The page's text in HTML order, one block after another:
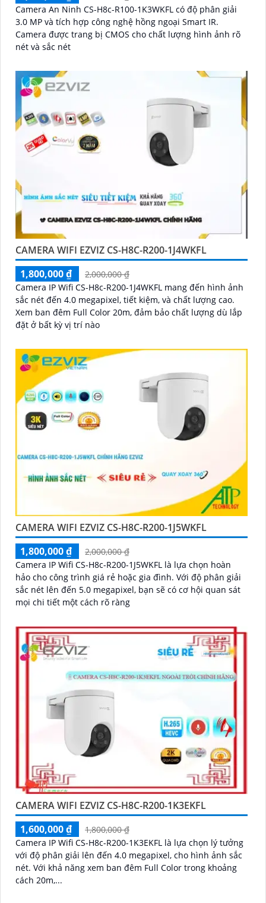
Camera An Ninh CS-H8c-R100-1K3WKFL có độ phân giải
3.0 MP và tích hợp công nghệ hồng ngoại Smart IR.
Camera được trang bị CMOS cho chất lượng hình ảnh rõ
nét và sắc nét
CAMERA WIFI EZVIZ CS-H8C-R200-1J4WKFL
1,800,000 ₫
2,000,000 ₫
Camera IP Wifi CS-H8c-R200-1J4WKFL mang đến hình ảnh
sắc nét đến 4.0 megapixel, tiết kiệm, và chất lượng cao.
Xem ban đêm Full Color 20m, đảm bảo chất lượng dù lắp
đặt ở bất kỳ vị trí nào
CAMERA WIFI EZVIZ CS-H8C-R200-1J5WKFL
1,800,000 ₫
2,000,000 ₫
Camera IP Wifi CS-H8c-R200-1J5WKFL là lựa chọn hoàn
hảo cho công trình giá rẻ hoặc gia đình. Với độ phân giải
sắc nét lên đến 5.0 megapixel, bạn sẽ có cơ hội quan sát
mọi chi tiết một cách rõ ràng
CAMERA WIFI EZVIZ CS-H8C-R200-1K3EKFL
1,600,000 ₫
1,800,000 ₫
Camera IP Wifi CS-H8c-R200-1K3EKFL là lựa chọn lý tưởng
với độ phân giải lên đến 4.0 megapixel, cho hình ảnh sắc
nét. Với khả năng xem ban đêm Full Color trong khoảng
cách 20m,...